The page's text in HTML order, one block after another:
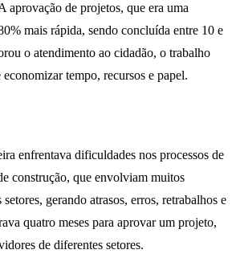
aprovação de projetos, que era uma
mais rápida, sendo concluída entre 10 e
o atendimento ao cidadão, o trabalho
tempo, recursos e papel.
enfrentava dificuldades nos processos de
construção, que envolviam muitos
gerando atrasos, erros, retrabalhos e
quatro meses para aprovar um projeto,
de diferentes setores.